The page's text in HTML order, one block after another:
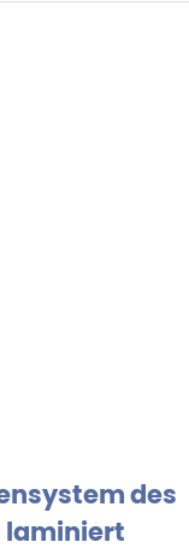
des
laminiert